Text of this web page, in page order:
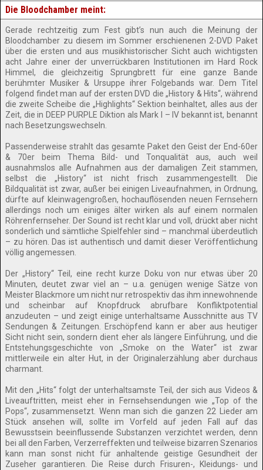
Die Bloodchamber meint:
Gerade rechtzeitig zum Fest gibt’s nun auch die Meinung der
Bloodchamber zu diesem im Sommer erschienenen 2-DVD Paket
über die ersten und aus musikhistorischer Sicht auch wichtigsten
acht Jahre einer der unverrückbaren Institutionen im Hard Rock
Himmel, die gleichzeitig Sprungbrett für eine ganze Bande
berühmter Musiker & Ursuppe ihrer Folgebands war. Dem Titel
folgend findet man auf der ersten DVD die „History & Hits“, während
die zweite Scheibe die „Highlights“ Sektion beinhaltet, alles aus der
Zeit, die in DEEP PURPLE Diktion als Mark I – IV bekannt ist, benannt
nach Besetzungswechseln.
Passenderweise strahlt das gesamte Paket den Geist der End-60er
& 70er beim Thema Bild- und Tonqualität aus, auch weil
ausnahmslos alle Aufnahmen aus der damaligen Zeit stammen,
selbst die „History“ ist nicht frisch zusammengestellt. Die
Bildqualität ist zwar, außer bei einigen Liveaufnahmen, in Ordnung,
dürfte auf kleinwagengroßen, hochauflösenden neuen Fernsehern
allerdings noch um einiges älter wirken als auf einem normalen
Röhrenfernseher. Der Sound ist recht klar und voll, drückt aber nicht
sonderlich und sämtliche Spielfehler sind – manchmal überdeutlich
– zu hören. Das ist authentisch und damit dieser Veröffentlichung
völlig angemessen.
Der „History“ Teil, eine recht kurze Doku von nur etwas über 20
Minuten, deutet zwar viel an – u.a. genügen wenige Sätze von
Meister Blackmore um nicht nur retrospektiv das ihm innewohnende
und scheinbar auf Knopfdruck abrufbare Konfliktpotential
anzudeuten – und zeigt einige unterhaltsame Ausschnitte aus TV
Sendungen & Zeitungen. Erschöpfend kann er aber aus heutiger
Sicht nicht sein, sondern dient eher als längere Einführung, und die
Entstehungsgeschichte von „Smoke on the Water“ ist zwar
mittlerweile ein alter Hut, in der Originalerzählung aber durchaus
charmant.
Mit den „Hits“ folgt der unterhaltsamste Teil, der sich aus Videos &
Liveauftritten, meist eher in Fernsehsendungen wie „Top of the
Pops“, zusammensetzt. Wenn man sich die ganzen 22 Lieder am
Stück ansehen will, sollte im Vorfeld auf jeden Fall auf das
Bewusstsein beeinflussende Substanzen verzichtet werden, denn
bei all den Farben, Verzerreffekten und teilweise bizarren Szenarios
kann man sonst nicht für anhaltende geistige Gesundheit der
Zuseher garantieren. Die Reise durch Frisuren-, Kleidungs- und